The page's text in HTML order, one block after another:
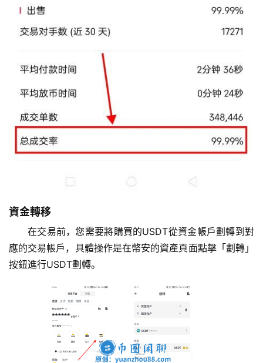
資金轉移
在交易前，您需要將購買的USDT從資金帳戶劃轉到對
應的交易帳戶，具體操作是在幣安的資產頁面點擊「劃轉」
按鈕進行USDT劃轉。